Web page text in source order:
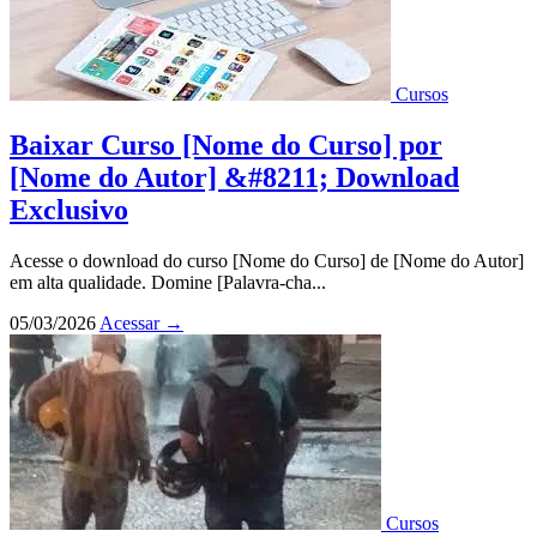
Cursos
Baixar Curso [Nome do Curso] por
[Nome do Autor] &#8211; Download
Exclusivo
Acesse o download do curso [Nome do Curso] de [Nome do Autor]
em alta qualidade. Domine [Palavra-cha...
05/03/2026 Acessar →
Cursos